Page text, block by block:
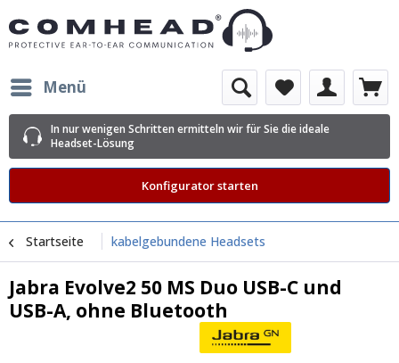
Menü
In nur wenigen Schritten ermitteln wir für Sie die ideale
Headset-Lösung
Konfigurator starten
Startseite kabelgebundene Headsets
Jabra Evolve2 50 MS Duo USB-C und
USB-A, ohne Bluetooth